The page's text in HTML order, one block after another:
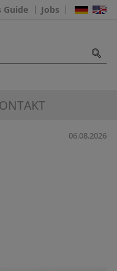
Guide Jobs
06.08.2026